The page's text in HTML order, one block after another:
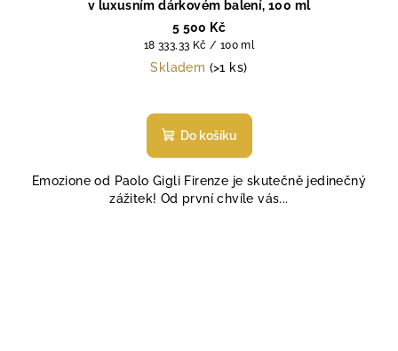
v luxusním dárkovém balení, 100 ml
5 500 Kč
Měrná
cena:
18 333,33 Kč / 100 ml
Skladem (>1 ks)
Do košíku
Emozione od Paolo Gigli Firenze je skutečně jedinečný
zážitek! Od první chvíle vás...